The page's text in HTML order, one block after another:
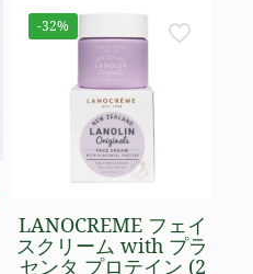
た。
で
す。
-32%
LANOCREME フェイ
スクリーム with プラ
センタ プロテイン (2